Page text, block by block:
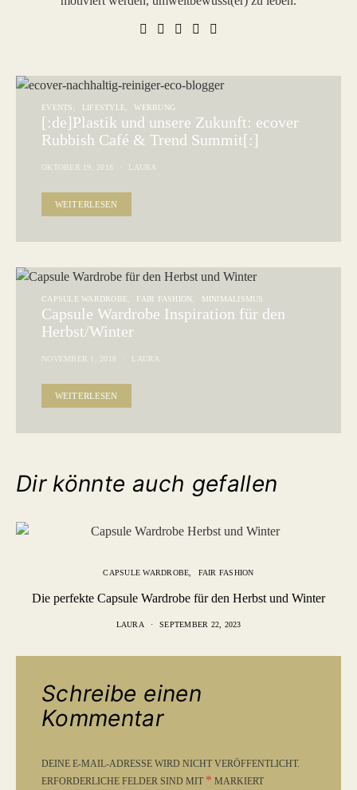
EVENTS LIFESTYLE WERBUNG
[:de]Plastik und unsere Zukunft: ecover
Rubbish Café & Trend Summit[:]
OKTOBER 19, 2018 LAURA
WEITERLESEN
CAPSULE WARDROBE FAIR FASHION MINIMALISMUS
Capsule Wardrobe Inspiration für den
Herbst/Winter
NOVEMBER 1, 2018 LAURA
WEITERLESEN
Dir könnte auch gefallen
CAPSULE WARDROBE FAIR FASHION
Die perfekte Capsule Wardrobe für den Herbst und Winter
LAURA SEPTEMBER 22, 2023
Schreibe einen
Kommentar
DEINE E-MAIL-ADRESSE WIRD NICHT VERÖFFENTLICHT.
ERFORDERLICHE FELDER SIND MIT * MARKIERT